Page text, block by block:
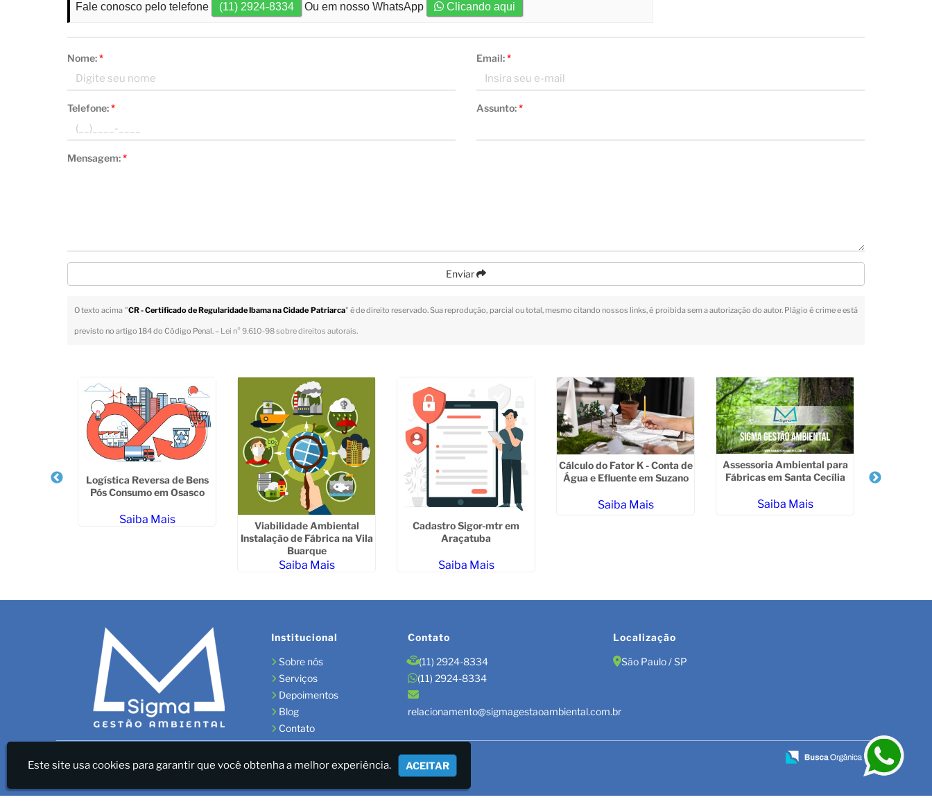
Fale conosco pelo telefone
(11) 2924-8334 Ou em nosso WhatsApp Clicando aqui
Nome:* Email:*
Telefone:* Assunto:*
Mensagem:*
Enviar
O texto acima "CR - Certificado de Regularidade Ibama na Cidade Patriarca" é de direito reservado. Sua reprodução, parcial ou total, mesmo citando nossos links, é proibida sem a autorização do autor. Plágio é crime e está
previsto no artigo 184 do Código Penal. – Lei n° 9.610-98 sobre direitos autorais.
Logística Reversa de Bens
Pós Consumo em Osasco
Saiba Mais
Viabilidade Ambiental
Instalação de Fábrica na Vila
Buarque
Saiba Mais
Cadastro Sigor-mtr em
Araçatuba
Saiba Mais
Cálculo do Fator K - Conta de
Água e Efluente em Suzano
Saiba Mais
Assessoria Ambiental para
Fábricas em Santa Cecília
Saiba Mais
Institucional
Sobre nós
Serviços
Depoimentos
Blog
Contato
Contato
(11) 2924-8334
(11) 2924-8334
relacionamento@sigmagestaoambiental.com.br
Localização
São Paulo / SP
Sigma Gestão Ambiental - LICENÇAS AMBIENTAIS/GESTÃO DE RESÍDUOS/LAUDOS
Este site usa cookies para garantir que você obtenha a melhor experiência. ACEITAR